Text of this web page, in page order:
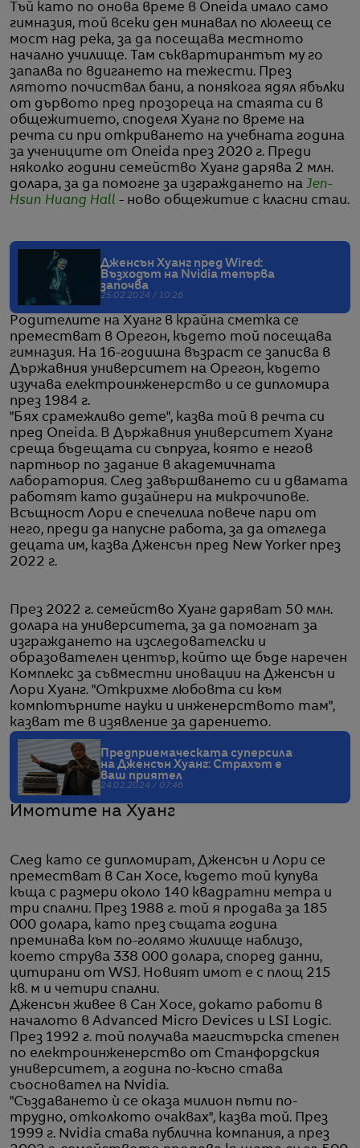
Тъй като по онова време в Oneida имало само
гимназия, той всеки ден минавал по люлеещ се
мост над река, за да посещава местното
начално училище. Там съквартирантът му го
запалва по вдигането на тежести. През
лятото почиствал бани, а понякога ядял ябълки
от дървото пред прозореца на стаята си в
общежитието, споделя Хуанг по време на
речта си при откриването на учебната година
за учениците от Oneida през 2020 г. Преди
няколко години семейство Хуанг дарява 2 млн.
долара, за да помогне за изграждането на Jen-
Hsun Huang Hall - ново общежитие с класни стаи.
Дженсън Хуанг пред Wired:
Възходът на Nvidia тепърва
започва
25.02.2024 / 10:26
Родителите на Хуанг в крайна сметка се
преместват в Орегон, където той посещава
гимназия. На 16-годишна възраст се записва в
Държавния университет на Орегон, където
изучава електроинженерство и се дипломира
през 1984 г.
"Бях срамежливо дете", казва той в речта си
пред Oneida. В Държавния университет Хуанг
среща бъдещата си съпруга, която е негов
партньор по задание в академичната
лаборатория. След завършването си и двамата
работят като дизайнери на микрочипове.
Всъщност Лори е спечелила повече пари от
него, преди да напусне работа, за да отгледа
децата им, казва Дженсън пред New Yorker през
2022 г.
През 2022 г. семейство Хуанг даряват 50 млн.
долара на университета, за да помогнат за
изграждането на изследователски и
образователен център, който ще бъде наречен
Комплекс за съвместни иновации на Дженсън и
Лори Хуанг. "Открихме любовта си към
компютърните науки и инженерството там",
казват те в изявление за дарението.
Предприемаческата суперсила
на Дженсън Хуанг: Страхът е
ваш приятел
24.02.2024 / 07:46
Имотите на Хуанг
След като се дипломират, Дженсън и Лори се
преместват в Сан Хосе, където той купува
къща с размери около 140 квадратни метра и
три спални. През 1988 г. той я продава за 185
000 долара, като през същата година
преминава към по-голямо жилище наблизо,
което струва 338 000 долара, според данни,
цитирани от WSJ. Новият имот е с площ 215
кв. м и четири спални.
Дженсън живее в Сан Хосе, докато работи в
началото в Advanced Micro Devices и LSI Logic.
През 1992 г. той получава магистърска степен
по електроинженерство от Станфордския
университет, а година по-късно става
съосновател на Nvidia.
"Създаването ѝ се оказа милион пъти по-
трудно, отколкото очаквах", казва той. През
1999 г. Nvidia става публична компания, а през